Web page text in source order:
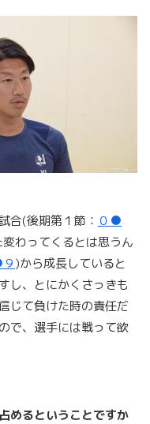
合(後期第１節： ０●
わってくるとは思うん
)から成長していると
し、とにかくさっきも
じて負けた時の責任だ
で、選手には戦って欲
めるということですか